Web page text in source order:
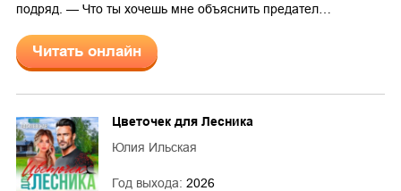
подряд. — Что ты хочешь мне объяснить предател…
Читать онлайн
Цветочек для Лесника
Юлия Ильская
Год выхода: 2026